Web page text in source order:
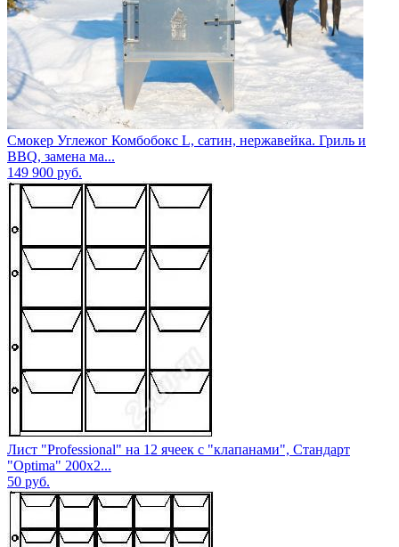
Смокер Углежог Комбобокс L, сатин, нержавейка. Гриль и
BBQ, замена ма...
149 900 руб.
Лист "Professional" на 12 ячеек с "клапанами", Стандарт
"Optima" 200х2...
50 руб.